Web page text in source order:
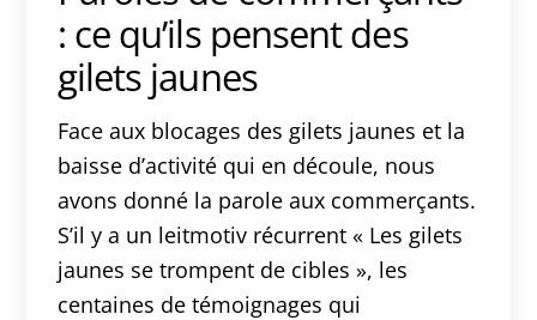
: ce qu’ils pensent des
gilets jaunes
Face aux blocages des gilets jaunes et la
baisse d’activité qui en découle, nous
avons donné la parole aux commerçants.
S’il y a un leitmotiv récurrent « Les gilets
jaunes se trompent de cibles », les
centaines de témoignages qui